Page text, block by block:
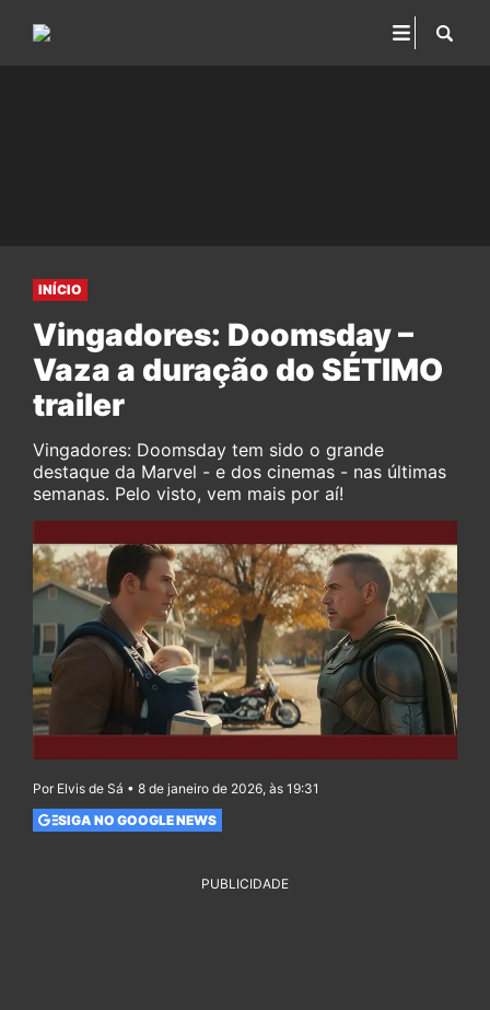
INÍCIO
Vingadores: Doomsday –
Vaza a duração do SÉTIMO
trailer
Vingadores: Doomsday tem sido o grande
destaque da Marvel - e dos cinemas - nas últimas
semanas. Pelo visto, vem mais por aí!
Por Elvis de Sá • 8 de janeiro de 2026, às 19:31
SIGA NO GOOGLE NEWS
PUBLICIDADE